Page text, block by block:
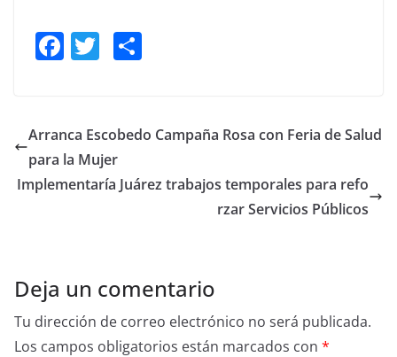
F
a
e
b
o
T
w
er e
Arranca Escobedo Campaña Rosa con Feria de Salud
para la Mujer
Implementaría Juárez trabajos temporales para refo
rzar Servicios Públicos
Deja un comentario
Tu dirección de correo electrónico no será publicada.
Los campos obligatorios están marcados con *